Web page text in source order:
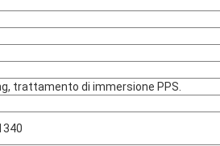
trattamento di immersione PPS.